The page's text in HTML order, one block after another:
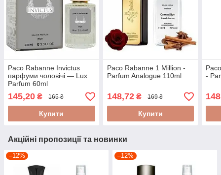
Paco Rabanne Invictus
парфуми чоловічі — Lux
Parfum 60ml
145,20 ₴ 165 ₴
Купити
Paco Rabanne 1 Million -
Parfum Analogue 110ml
148,72₴ 169 ₴
Купити
-
Акційні пропозиції та новинки
–12% –12%